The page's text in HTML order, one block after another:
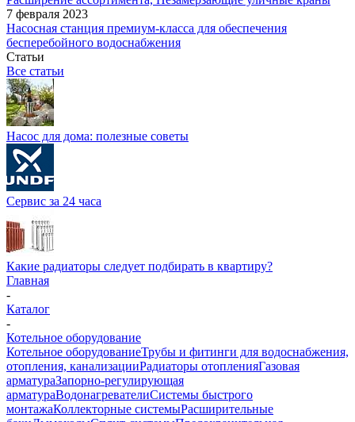
7 февраля 2023
Насосная станция премиум-класса для обеспечения
бесперебойного водоснабжения
Статьи
Все статьи
Насос для дома: полезные советы
Сервис за 24 часа
Какие радиаторы следует подбирать в квартиру?
Главная
-
Каталог
-
Котельное оборудование
Котельное оборудованиеТрубы и фитинги для водоснабжения,
отопления, канализацииРадиаторы отопленияГазовая
арматураЗапорно-регулирующая
арматураВодонагревателиСистемы быстрого
монтажаКоллекторные системыРасширительные